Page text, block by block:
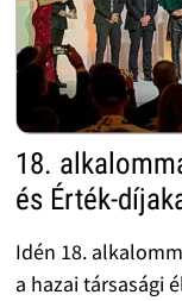
18.
és Érték-
Idén 18.
a hazai társasági